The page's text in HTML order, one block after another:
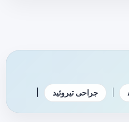
جراحی تیروئید